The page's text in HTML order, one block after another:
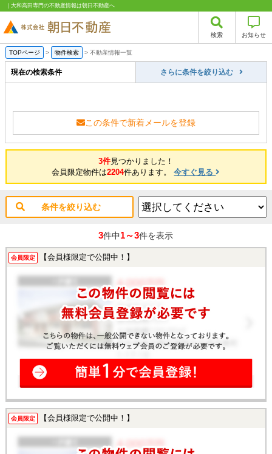
｜大和高田専門の不動産情報は朝日不動産へ
検索 お知らせ
TOPページ > 物件検索 > 不動産情報一覧
現在の検索条件 さらに条件を絞り込む
この条件で新着メールを登録
3件見つかりました！
会員限定物件は2204件あります。今すぐ見る
条件を絞り込む
3件中1～3件を表示
会員限定 【会員様限定で公開中！】
会員限定 【会員様限定で公開中！】